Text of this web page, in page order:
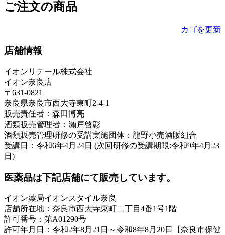
ご注文の商品
カゴを更新
店舗情報
イオンリテール株式会社
イオン奈良店
〒631-0821
奈良県奈良市西大寺東町2-4-1
販売責任者：森田博亮
酒類販売管理者：瀨戸啓彰
酒類販売管理研修の受講実施団体：龍野小売酒販組合
受講日：令和6年4月24日 (次回研修の受講期限:令和9年4月23
日)
医薬品は下記店舗にて販売しています。
イオン薬局イオンスタイル奈良
店舗所在地：奈良市西大寺東町二丁目4番1号1階
許可番号：第A01290号
許可年月日：令和2年8月21日～令和8年8月20日【奈良市保健